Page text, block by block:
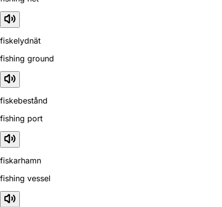
fiskelydnät
fishing ground
fiskebestånd
fishing port
fiskarhamn
fishing vessel